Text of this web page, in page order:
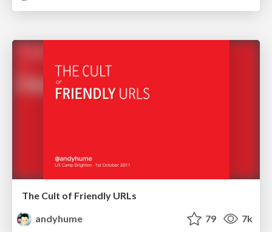
The Cult of Friendly URLs
andyhume
79 7k